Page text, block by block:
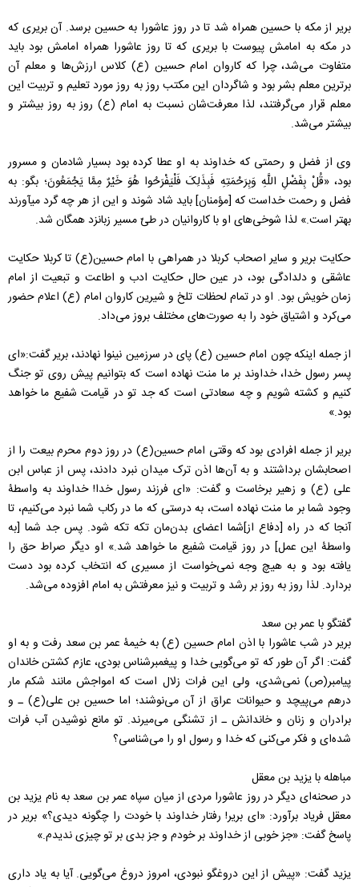
بریر از مکه با حسین همراه شد تا در روز عاشورا به حسین برسد. آن بریری که
در مکه به امامش پیوست با بریری که تا روز عاشورا همراه امامش بود باید
متفاوت می‌شد، چرا که کاروان امام حسین (ع) کلاس ارزش‌ها و معلم آن
برترین معلم بشر بود و شاگردان این مکتب روز به روز مورد تعلیم و تربیت این
معلم قرار می‌گرفتند، لذا معرفت‌شان نسبت به امام (ع) روز به روز بیشتر و
بیشتر می‌شد.
وی از فضل و رحمتی که خداوند به او عطا کرده بود بسیار شادمان و مسرور
بود، «قُلْ بِفَضْلِ اللَّهِ وَبِرَحْمَتِهِ فَبِذَلِکَ فَلْیَفْرَحُوا هُوَ خَیْرٌ مِمَّا یَجْمَعُونَ؛ بگو: به
فضل و رحمت خداست که [مؤمنان‏] باید شاد شوند و این از هر چه گرد می‏آورند
بهتر است‏.» لذا شوخی‌های او با کاروانیان در طیّ مسیر زبانزد همگان شد.
حکایت بریر و سایر اصحاب کربلا در همراهی با امام حسین(ع) تا کربلا حکایت
عاشقی و دلدادگی بود، در عین حال حکایت ادب و اطاعت و تبعیت از امام
زمان خویش بود. او در تمام لحظات تلخ و شیرین کاروان امام (ع) اعلام حضور
می‌کرد و اشتیاق خود را به صورت‌های مختلف بروز می‌داد.
از جمله اینکه چون امام حسین (ع) پای در سرزمین نینوا نهادند، بریر گفت:‌«ای
پسر رسول خدا، خداوند بر ما منت نهاده است که بتوانیم پیش روی تو جنگ
کنیم و کشته شویم و چه سعادتی است که جد تو در قیامت شفیع ما خواهد
بود.»
بریر از جمله افرادی بود که وقتی امام حسین(ع) در روز دوم محرم بیعت را از
اصحابشان برداشتند و به آن‌ها اذن ترک میدان نبرد دادند، پس از عباس ابن
علی (ع) و زهیر برخاست و گفت: «ای فرزند رسول خدا! خداوند به واسطۀ
وجود شما بر ما منت نهاده است، به درستی که ما در رکاب شما نبرد می‌کنیم، تا
آنجا که در راه [دفاع از]شما اعضای بدن‌مان تکه تکه شود. پس جد شما [به
واسطۀ این عمل] در روز قیامت شفیع ما خواهد شد.» او دیگر صراط حق را
یافته بود و به هیچ وجه نمی‌خواست از مسیری که انتخاب کرده بود دست
بردارد. لذا روز به روز بر رشد و تربیت و نیز معرفتش به امام افزوده می‌شد.
گفتگو با عمر بن سعد
بریر در شب عاشورا با اذن امام حسین (ع)‌ به خیمۀ عمر بن سعد رفت و به او
گفت: اگر آن طور که تو می‌گویی خدا و پیغمبرشناس بودی، عازم کشتن خاندان
پیامبر(ص) نمی‌شدی، ولی این فرات زلال است که امواجش مانند شکم مار
درهم می‌پیچد و حیوانات عراق از آن می‌نوشند؛ اما حسین بن علی(ع) ـ و
برادران و زنان و خاندانش ـ از تشنگی می‌میرند. تو مانع نوشیدن آب فرات
شده‌ای و فکر می‌کنی که خدا و رسول او را می‌شناسی؟
مباهله با یزید بن معقل
در صحنه‌ای دیگر در روز عاشورا مردی از میان سپاه عمر بن سعد به نام یزید بن
معقل فریاد برآورد: «‌ای بریر! رفتار خداوند با خودت را چگونه دیدی؟‌» بریر در
پاسخ گفت: «‌جز خوبی از خداوند بر خودم و جز بدی بر تو چیزی ندیدم.‌»
یزید گفت: «‌پیش از این دروغگو نبودی، امروز دروغ می‌گویی. آیا به یاد داری